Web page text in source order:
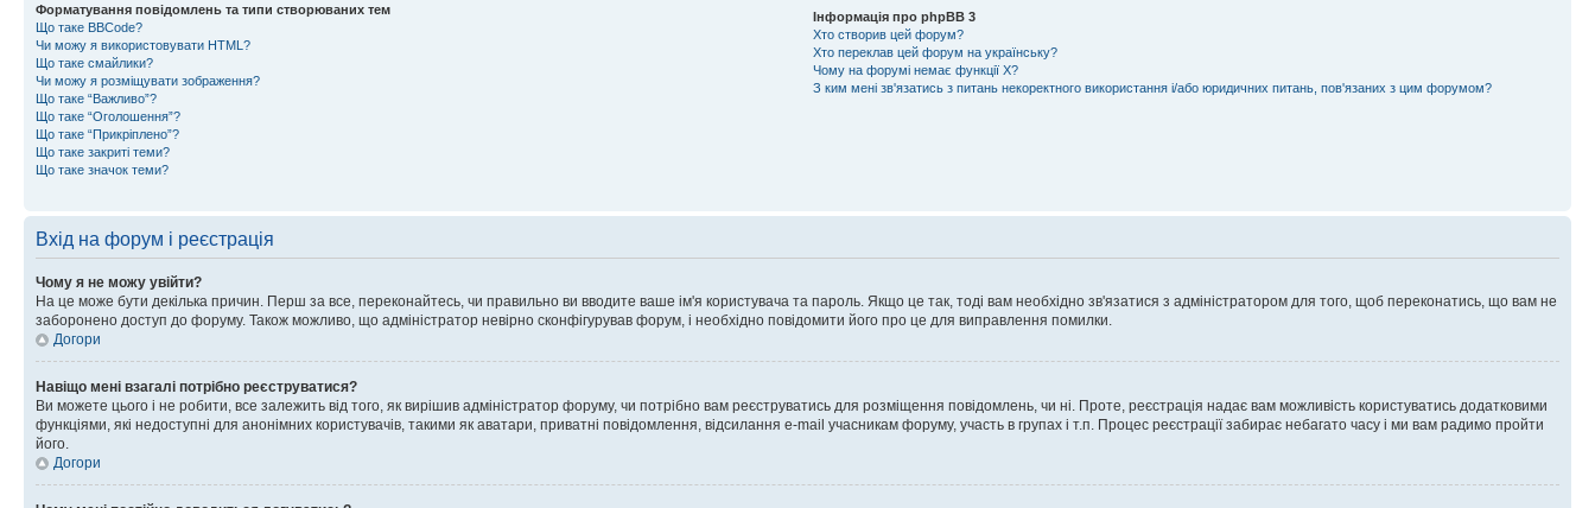
Форматування повідомлень та типи створюваних тем
Що таке BBCode?
Чи можу я використовувати HTML?
Що таке смайлики?
Чи можу я розміщувати зображення?
Що таке “Важливо”?
Що таке “Оголошення”?
Що таке “Прикріплено”?
Що таке закриті теми?
Що таке значок теми?
Інформація про phpBB 3
Хто створив цей форум?
Хто переклав цей форум на українську?
Чому на форумі немає функції X?
З ким мені зв'язатись з питань некоректного використання і/або юридичних питань, пов'язаних з цим форумом?
Вхід на форум і реєстрація
Чому я не можу увійти?
На це може бути декілька причин. Перш за все, переконайтесь, чи правильно ви вводите ваше ім'я користувача та пароль. Якщо це так, тоді вам необхідно зв'язатися з адміністратором для того, щоб переконатись, що вам не
заборонено доступ до форуму. Також можливо, що адміністратор невірно сконфігурував форум, і необхідно повідомити його про це для виправлення помилки.
Догори
Навіщо мені взагалі потрібно реєструватися?
Ви можете цього і не робити, все залежить від того, як вирішив адміністратор форуму, чи потрібно вам реєструватись для розміщення повідомлень, чи ні. Проте, реєстрація надає вам можливість користуватись додатковими
функціями, які недоступні для анонімних користувачів, такими як аватари, приватні повідомлення, відсилання e-mail учасникам форуму, участь в групах і т.п. Процес реєстрації забирає небагато часу і ми вам радимо пройти
його.
Догори